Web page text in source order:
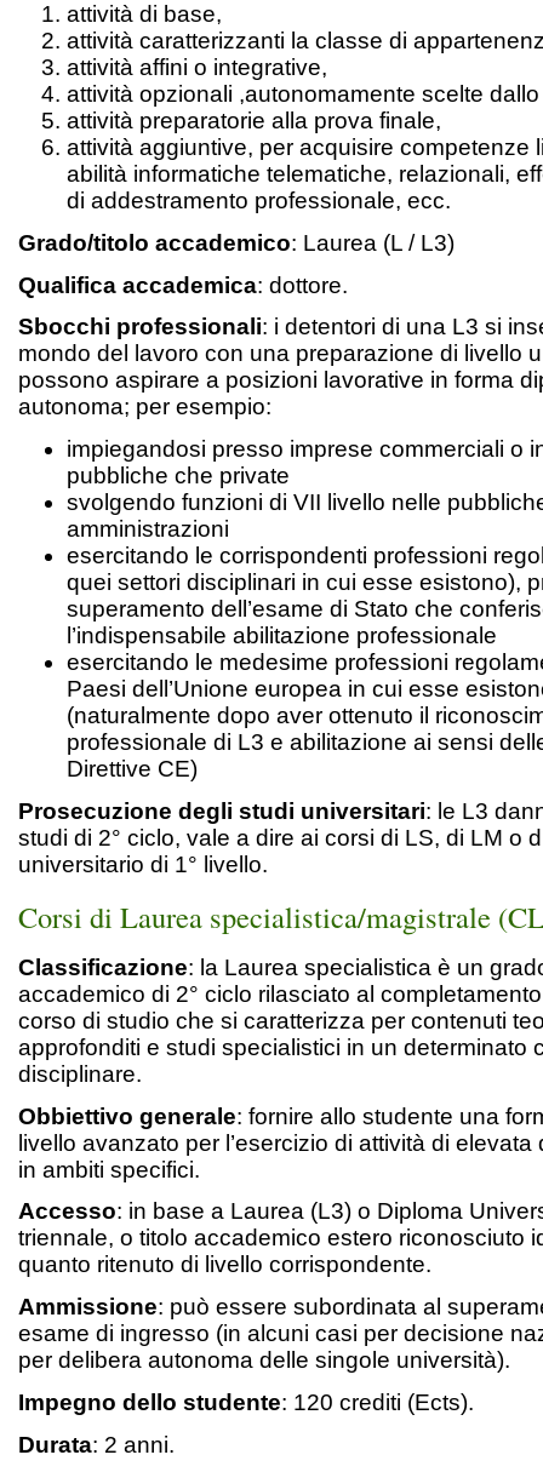
attività di base,
attività caratterizzanti la classe di
attività affini o integrative,
attività opzionali ,autonomamente scelte
attività preparatorie alla prova finale,
attività aggiuntive, per acquisire competenze
abilità informatiche telematiche, relazionali,
di addestramento professionale, ecc.
Grado/titolo accademico: Laurea (L / L3)
Qualifica accademica: dottore.
Sbocchi professionali: i detentori di una L3 si
mondo del lavoro con una preparazione di livello
possono aspirare a posizioni lavorative in forma
autonoma; per esempio:
impiegandosi presso imprese commerciali o
pubbliche che private
svolgendo funzioni di VII livello nelle
amministrazioni
esercitando le corrispondenti professioni
quei settori disciplinari in cui esse esistono),
superamento dell’esame di Stato che
l’indispensabile abilitazione professionale
esercitando le medesime professioni
Paesi dell’Unione europea in cui esse
(naturalmente dopo aver ottenuto il
professionale di L3 e abilitazione ai sensi
Direttive CE)
Prosecuzione degli studi universitari: le L3
studi di 2° ciclo, vale a dire ai corsi di LS, di LM o
universitario di 1° livello.
Corsi di Laurea specialistica/magistrale
Classificazione: la Laurea specialistica è un
accademico di 2° ciclo rilasciato al
corso di studio che si caratterizza per contenuti
approfonditi e studi specialistici in un determinato
disciplinare.
Obbiettivo generale: fornire allo studente una
livello avanzato per l’esercizio di attività di elevata
in ambiti specifici.
Accesso: in base a Laurea (L3) o Diploma
triennale, o titolo accademico estero riconosciuto
quanto ritenuto di livello corrispondente.
Ammissione: può essere subordinata al
esame di ingresso (in alcuni casi per decisione
per delibera autonoma delle singole università).
Impegno dello studente: 120 crediti (Ects).
Durata: 2 anni.